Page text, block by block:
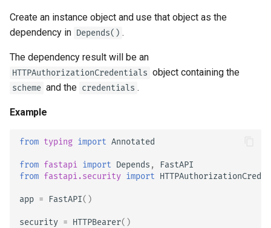
Create an instance object and use that object as the
dependency in Depends() .
The dependency result will be an
HTTPAuthorizationCredentials object containing the
scheme and the credentials .
Example
from typing import Annotated
from fastapi import Depends ,
FastAPI
from fastapi.security import
app = FastAPI()
security = HTTPBearer()